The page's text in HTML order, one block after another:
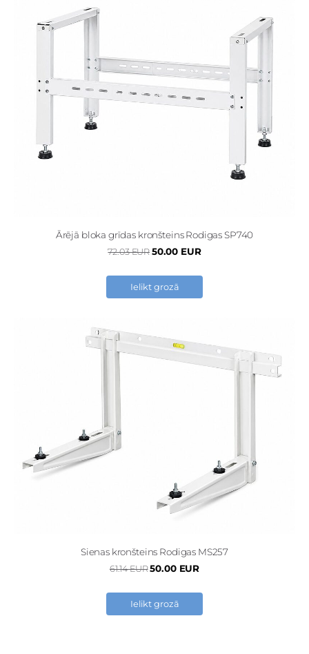
Ārējā bloka grīdas kronšteins Rodigas SP740
72.03 EUR 50.00 EUR
Ielikt grozā
Sienas kronšteins Rodigas MS257
61.14 EUR50.00 EUR
Ielikt grozā